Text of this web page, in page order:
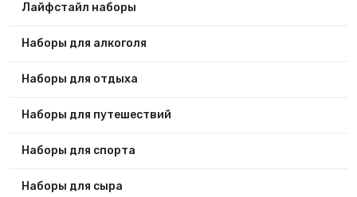
Лайфстайл наборы
Наборы для алкоголя
Наборы для отдыха
Наборы для путешествий
Наборы для спорта
Наборы для сыра